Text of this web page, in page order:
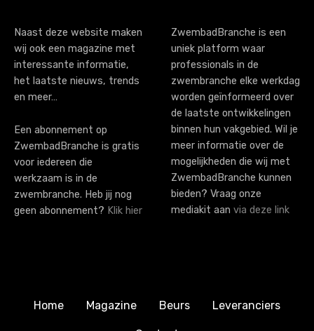
i
o
n
Naast deze website maken
wij ook een magazine met
interessante informatie,
het laatste nieuws, trends
en meer…
Een abonnement op
ZwembadBranche is gratis
voor iedereen die
werkzaam is in de
zwembranche. Heb jij nog
geen abonnement? Klik hier
ZwembadBranche is een
uniek platform waar
professionals in de
zwembranche elke werkdag
worden geïnformeerd over
de laatste ontwikkelingen
binnen hun vakgebied. Wil je
meer informatie over de
mogelijkheden die wij met
ZwembadBranche kunnen
bieden? Vraag onze
mediakit aan via deze link
Home Magazine Beurs Leveranciers